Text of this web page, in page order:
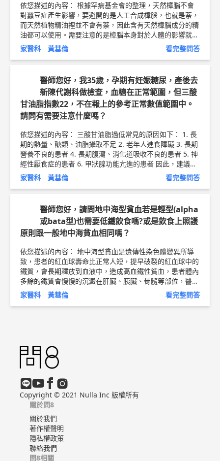
依您描述的內容： 根據罕病基金會的整理，天然樟腦不會
對蠶豆症產生影響，要避開的是人工合成樟腦，也就是萘，
而天然植物精油裡並不會有萘，因此含有天然樟腦成分的精
油都可以使用。需要注意的是樟腦本身對於人體的影響就比
較刺激，所以就算使用，也是建議用量在1%以下。 天然精
油中，需要格外注意的是具有薄荷醇跟甲基水楊酸這兩種香
氣分子的精油，因此需要避開的精油是具有薄荷醇的胡椒薄
荷，以及具有甲基水楊酸的冬青白珠樹。 (以上參考自罕病
基金會網站的整理) 以上純係觀念交流，一切以醫師實際看
診為準。 新竹東元醫院 家庭醫學科 主治醫師 黃彗倫 醫師
簡介 ►http://bit.ly/2uUM3sQ
家醫科 黃彗倫 看完整問答
醫師您好，我35歲，孕期有妊娠糖尿，產後去
新陳代謝科做檢查，血糖在正常範圍，但三酸
甘油脂指數22，不在報上的參考正常數值範圍中。
請問有需要注意什麼嗎？
依您描述的內容： 三酸甘油脂過低常見的原因如下： 1. 長
期的熱量、醣類、油脂攝取不足 2. 老年人進食障礙 3. 長期
營養不良的患者 4. 長期腹瀉、消化道吸收不良的患者 5. 神
經性厭食症的患者 6. 甲狀腺功能亢進的患者 因此，建議您
每三個月定期檢測空腹血糖、糖化血色素、三酸甘油脂、膽
固醇和尿酸，並與家庭醫師討論喔！ 以上純係觀念交流，
一切以醫師實際看診為準。 新竹東元醫院 家庭醫學科 主治
醫師 黃彗倫 醫師簡介 ►http://bit.ly/2uUM3sQ血糖控制
衛教文章 ►http://bit.ly/2vlkREB
家醫科 黃彗倫 看完整問答
醫師您好，請問地中海型貧血若是輕型(alpha
或bata型)也需要低鐵飲食嗎?或是飲食上照護
原則跟一般地中海貧血相同嗎？
依您描述的內容： 地中海型貧血是遺傳性染色體變異所導
致，患者的紅血球壽命比正常人短，提早破裂的紅血球中的
鐵質，會長期釋放到血液中，造成高血鐵性貧血，患者體內
多餘的鐵質會慢慢的沉澱在肝臟、胰臟、骨髓等部位，醫學
上稱此現象為鐵質沉積症。因此，地中海型貧血患者的日常
飲食中，必須避免過量含鐵的食物，不需要刻意補充鐵劑，
家醫科 黃彗倫 看完整問答
Copyright © 2021 Nulla Inc 版權所有
關於問8
關於我們
著作權聲明
隱私權政策
聯絡我們
問8相關